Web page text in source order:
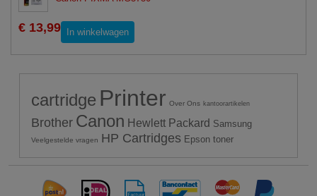
€ 13,99 In winkelwagen
cartridge Printer Over Ons kantoorartikelen
Brother Canon Hewlett Packard Samsung
Veelgestelde vragen HP Cartridges Epson toner